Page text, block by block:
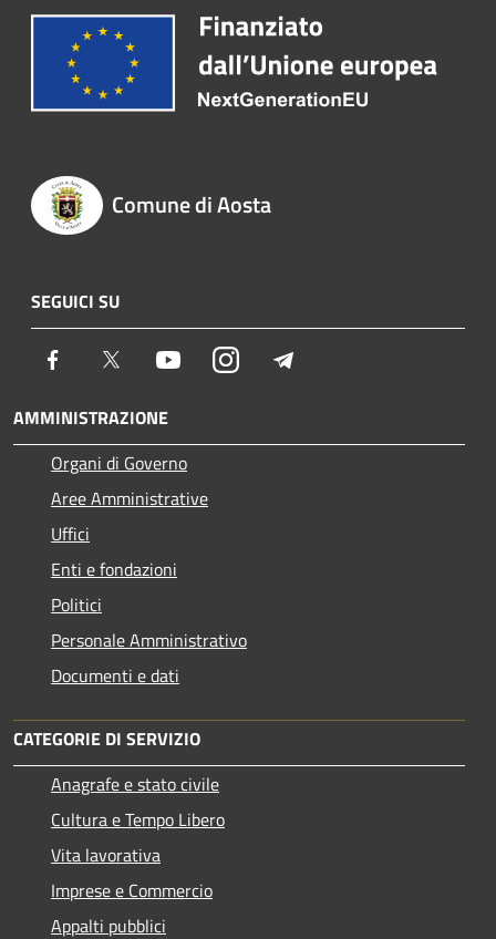
Comune di Aosta
SEGUICI SU
Facebook Twitter YoutubeInstagram
AMMINISTRAZIONE
Organi di Governo
Aree Amministrative
Uffici
Enti e fondazioni
Politici
Personale Amministrativo
Documenti e dati
CATEGORIE DI SERVIZIO
Anagrafe e stato civile
Cultura e Tempo Libero
Vita lavorativa
Imprese e Commercio
Appalti pubblici